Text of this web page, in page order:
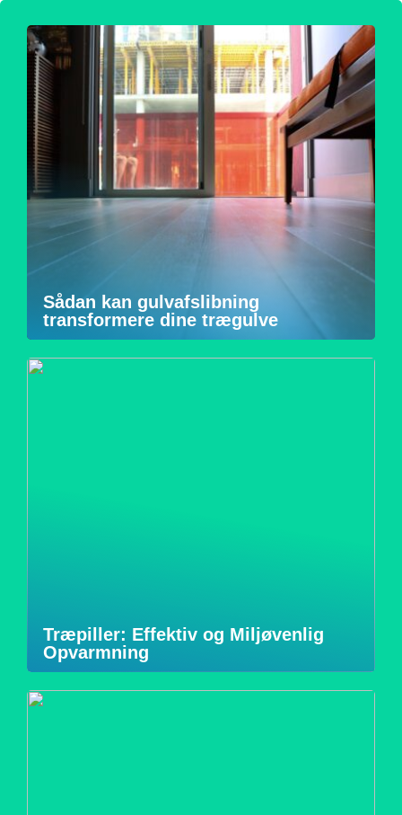
Sådan kan gulvafslibning
transformere dine trægulve
Træpiller: Effektiv og Miljøvenlig
Opvarmning